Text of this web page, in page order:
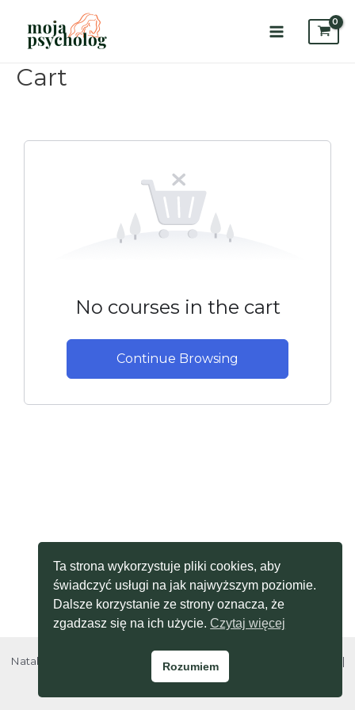
content
Main
Cart
No courses in the cart
Continue Browsing
Natalia Baron © 2026 Moja Psycholog |
|
Regulamin
Ta strona wykorzystuje pliki cookies, aby
świadczyć usługi na jak najwyższym poziomie.
Dalsze korzystanie ze strony oznacza, że
zgadzasz się na ich użycie.Czytaj więcej
Rozumiem